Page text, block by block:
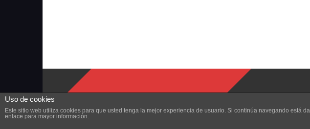
Uso de cookies
Este sitio web utiliza cookies para que usted tenga la mejor experiencia de usuario. Si continúa navegando está
enlace para mayor información.